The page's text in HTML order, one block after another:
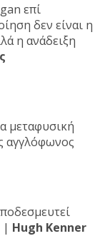
επί
δεν είναι η
η ανάδειξη
μεταφυσική
αγγλόφωνος
| Hugh Kenner